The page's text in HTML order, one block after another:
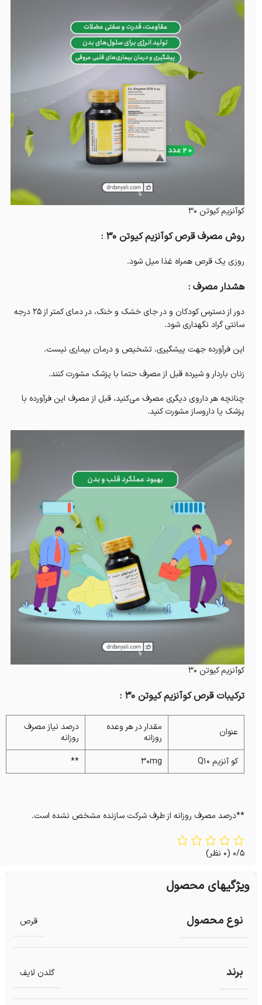
کوآنزیم کیوتن 30
روش مصرف قرص کوآنزیم کیوتن 30 :
روزی یک قرص همراه غذا میل شود.
هشدار مصرف :
دور از دسترس کودکان و در جای خشک و خنک، در دمای کمتر از ۲۵ درجه
سانتی گراد نگهداری شود.
این فرآورده جهت پیشگیری، تشخیص و درمان بیماری نیست.
زنان باردار و شیرده قبل از مصرف حتما با پزشک مشورت کنند.
چنانچه هر داروی دیگری مصرف می‌کنید، قبل از مصرف این فرآورده با
پزشک یا داروساز مشورت کنید.
کوآنزیم کیوتن 30
ترکیبات قرص کوآنزیم کیوتن 30 :
عنوان
مقدار در هر وعده
روزانه
درصد نیاز مصرف
روزانه
کو آنزیم Q۱۰
۳۰mg **
**درصد مصرف روزانه از طرف شرکت سازنده مشخص نشده است.
0/5 (0 نظر)
ویژگیهای محصول
نوع محصول قرص
برند گلدن لایف